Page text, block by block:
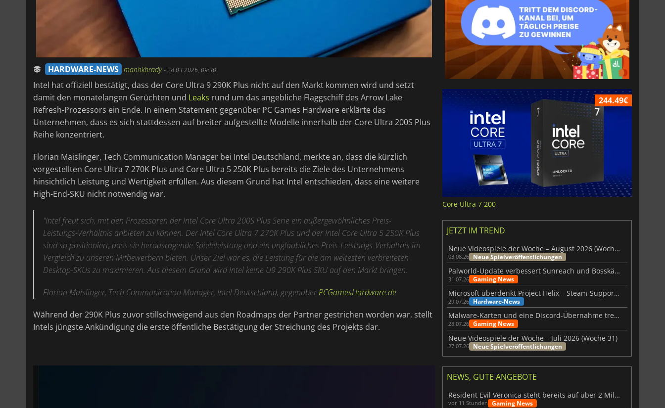
HARDWARE-NEWS manhkbrady-28.03.2026, 09:30
Intel hat offiziell bestätigt, dass der Core Ultra 9 290K Plus nicht auf den Markt kommen wird und setzt
damit den monatelangen Gerüchten und Leaks rund um das angebliche Flaggschiff des Arrow Lake
Refresh-Prozessors ein Ende. In einem Statement gegenüber PC Games Hardware erklärte das
Unternehmen, dass es sich stattdessen auf breiter aufgestellte Modelle innerhalb der Core Ultra 200S Plus
Reihe konzentriert.
Florian Maislinger, Tech Communication Manager bei Intel Deutschland, merkte an, dass die kürzlich
vorgestellten Core Ultra 7 270K Plus und Core Ultra 5 250K Plus bereits die Ziele des Unternehmens
hinsichtlich Leistung und Wertigkeit erfüllen. Aus diesem Grund hat Intel entschieden, dass eine weitere
High-End-SKU nicht notwendig war.
"Intel freut sich, mit den Prozessoren der Intel Core Ultra 200S Plus Serie ein außergewöhnliches Preis-
Leistungs-Verhältnis anbieten zu können. Der Intel Core Ultra 7 270K Plus und der Intel Core Ultra 5 250K Plus
sind so positioniert, dass sie herausragende Spieleleistung und ein unglaubliches Preis-Leistungs-Verhältnis im
Vergleich zu unseren Mitbewerbern bieten. Unser Ziel war es, die Leistung für die am weitesten verbreiteten
Desktop-SKUs zu maximieren. Aus diesem Grund wird Intel keine U9 290K Plus SKU auf den Markt bringen.
Florian Maislinger, Tech Communication Manager, Intel Deutschland, gegenüberPCGamesHardware.de
Während der 290K Plus zuvor stillschweigend aus den Roadmaps der Partner gestrichen worden war, stellt
Intels jüngste Ankündigung die erste öffentliche Bestätigung der Streichung des Projekts dar.
244.49€
Core Ultra 7 200
JETZT IM TREND
Neue Videospiele der Woche – August 2026 (Woche 32)
03.08.26 Neue Spielveröffentlichungen
Palworld-Update verbessert Sunreach und Bosskämpfe deutlich
31.07.26 Gaming News
Microsoft überdenkt Project Helix – Steam-Support gefährdet
29.07.26 Hardware-News
Malware-Karten und eine Discord-Übernahme treffen Meccha Chameleon
28.07.26 Gaming News
Neue Videospiele der Woche – Juli 2026 (Woche 31)
27.07.26 Neue Spielveröffentlichungen
NEWS, GUTE ANGEBOTE
Resident Evil Veronica steht bereits auf über 2 Millionen Wunschlisten
vor 11 Stunden Gaming News